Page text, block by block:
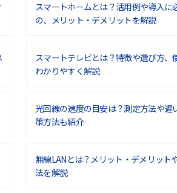
スマートホームとは？活用例や導入に
の、メリット・デメリットを解説
スマートテレビとは？特徴や選び方、
わかりやすく解説
光回線の速度の目安は？測定方法や遅
策方法も紹介
無線LANとは？メリット・デメリット
法を解説